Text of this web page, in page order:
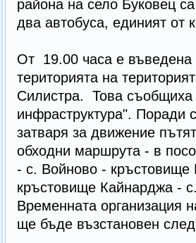
района на село Буковец
два автобуса, единият от
От 19.00 часа е въведена
територията на
Силистра. Това съобщиха
инфраструктура". Поради
затваря за движение
обходни маршрута - в
- с. Войново - кръстовище
кръстовище Кайнарджа -
Временната организация
ще бъде възстановен